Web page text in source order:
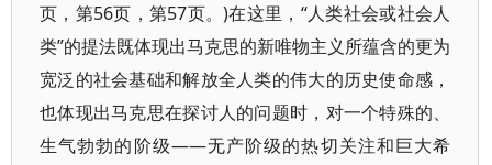
页，第56页，第57页。)在这里，“人类社会或社会人
类”的提法既体现出马克思的新唯物主义所蕴含的更为
宽泛的社会基础和解放全人类的伟大的历史使命感，
也体现出马克思在探讨人的问题时，对一个特殊的、
生气勃勃的阶级——无产阶级的热切关注和巨大希